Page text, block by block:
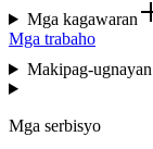
Mga kagawaran
Mga trabaho
Makipag-ugnayan
Mga serbisyo